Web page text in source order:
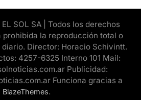
SOL SA | Todos los derechos
prohibida la reproducción total o
Director: Horacio Schivintt.
4257-6325 Interno 101 Mail:
Publicidad:
Funciona gracias a
BlazeThemes.